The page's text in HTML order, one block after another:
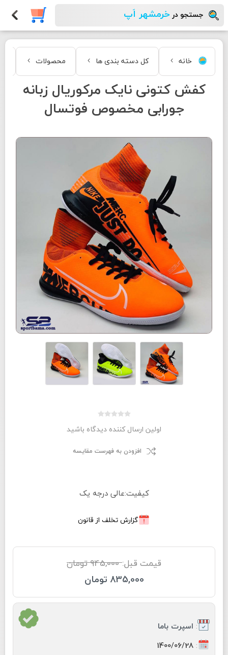
جستجو در خرمشهر اَپ
خانه کل دسته بندی ها محصولات
کفش کتونی نایک مرکوریال زبانه
جورابی مخصوص فوتسال
اولین ارسال کننده دیدگاه باشید
افزودن به فهرست مقایسه
کیفیت:عالی درجه یک
گزارش تخلف از قانون
قیمت قبل: 945,000 تومان
835,000 تومان
: اسپرت باما
:
1400/06/28